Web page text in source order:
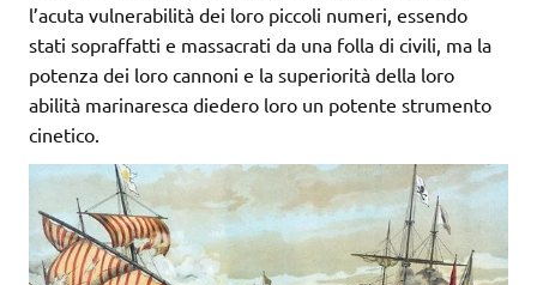
l’acuta vulnerabilità dei loro piccoli numeri, essendo
stati sopraffatti e massacrati da una folla di civili, ma la
potenza dei loro cannoni e la superiorità della loro
abilità marinaresca diedero loro un potente strumento
cinetico.